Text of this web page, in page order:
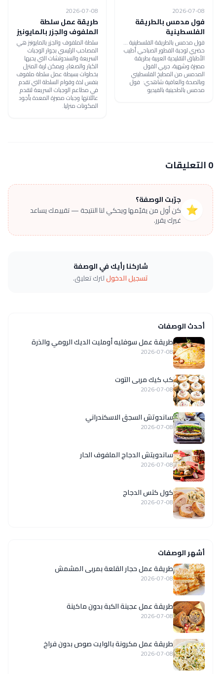
2026-07-08
فول مدمس بالطريقة
الفلسطينية
فول مدمس بالطريقة الفلسطينية ...
حضري لوجبة الفطور الصباحي أطيب
الأطباق التقليدية العربية بطريقة
مميزة وشهية، جربي الفول
المدمس من المطبخ الفلسطيني
وبالصحة والعافية شاهدي: فول
مدمس بالطحينية بالفيديو
2026-07-08
طريقة عمل سلطة
الملفوف والجزر بالمايونيز
سلطة الملفوف والجزر بالمايونيز هي
المصاحب الرئيسي بجوار الوجبات
السريعة والسندوتشات التي يحبها
الكبار والصغار، ويمكن لربة المنزل
بخطوات بسيطة عمل سلطة ملفوف
بنفس لذة وقوام السلطة التي تقدم
في مطاعم الوجبات السريعة لتقدم
عائلاتها وجبات مميزة المعدة بأجود
المكونات منزليا.
0 التعليقات
⭐
جرّبت الوصفة؟
كن أول من يقيّمها ويحكي لنا النتيجة — تقييمك يساعد
غيرك يقرر.
شاركنا رأيك في الوصفة
تسجيل الدخوللترك تعليق.
أحدث الوصفات
طريقة عمل سوفليه أومليت الديك الرومي والذرة
2026-07-08
كب كيك مربى التوت
2026-07-08
ساندوتش السجق الاسكندراني
2026-07-08
ساندويتش الدجاج الملفوف الحار
2026-07-08
كول كتس الدجاج
2026-07-08
أشهر الوصفات
طريقة عمل حجار القلعة بمربى المشمش
2026-07-08
طريقة عمل عجينة الكبة بدون ماكينة
2026-07-08
طريقة عمل مكرونة بالوايت صوص بدون فراخ
2026-07-08